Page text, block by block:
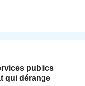
publics
qui dérange